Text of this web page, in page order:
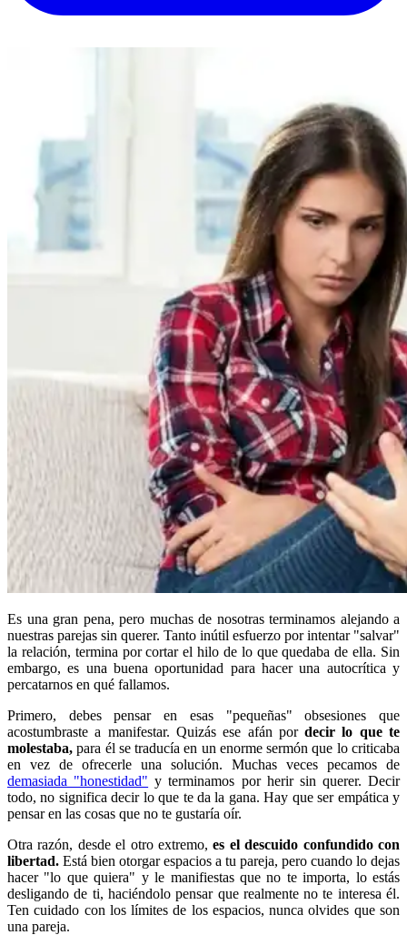
Es una gran pena, pero muchas de nosotras terminamos alejando a
nuestras parejas sin querer. Tanto inútil esfuerzo por intentar "salvar"
la relación, termina por cortar el hilo de lo que quedaba de ella. Sin
embargo, es una buena oportunidad para hacer una autocrítica y
percatarnos en qué fallamos.
Primero, debes pensar en esas "pequeñas" obsesiones que
acostumbraste a manifestar. Quizás ese afán pordecir lo que te
molestaba, para él se traducía en un enorme sermón que lo criticaba
en vez de ofrecerle una solución. Muchas veces pecamos de
demasiada "honestidad" y terminamos por herir sin querer. Decir
todo, no significa decir lo que te da la gana. Hay que ser empática y
pensar en las cosas que no te gustaría oír.
Otra razón, desde el otro extremo,es el descuido confundido con
libertad. Está bien otorgar espacios a tu pareja, pero cuando lo dejas
hacer "lo que quiera" y le manifiestas que no te importa, lo estás
desligando de ti, haciéndolo pensar que realmente no te interesa él.
Ten cuidado con los límites de los espacios, nunca olvides que son
una pareja.